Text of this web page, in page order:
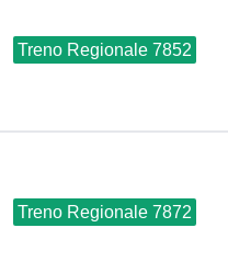
Treno Regionale 7852
Treno Regionale 7872